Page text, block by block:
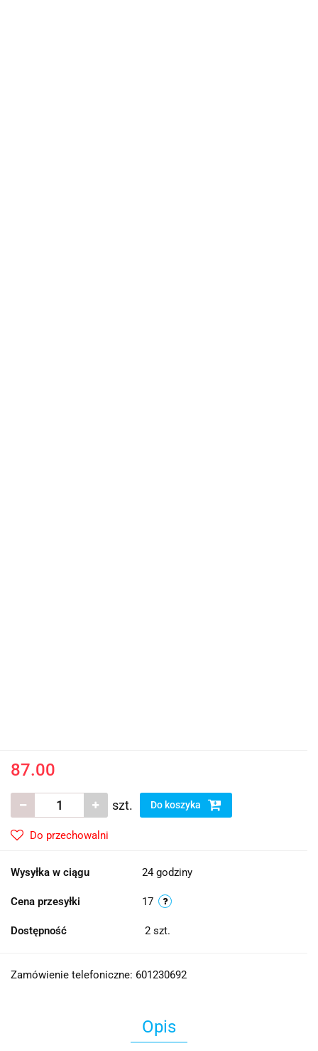
87.00
szt. Do koszyka
Do przechowalni
Wysyłka w ciągu 24 godziny
Cena przesyłki 17
Dostępność 2 szt.
Zamówienie telefoniczne: 601230692
Opis